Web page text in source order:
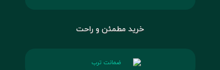
خرید مطمئن و راحت